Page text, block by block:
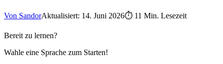
Von SandorAktualisiert: 14. Juni 2026⏱ 11 Min. Lesezeit
Bereit zu lernen?
Wahle eine Sprache zum Starten!